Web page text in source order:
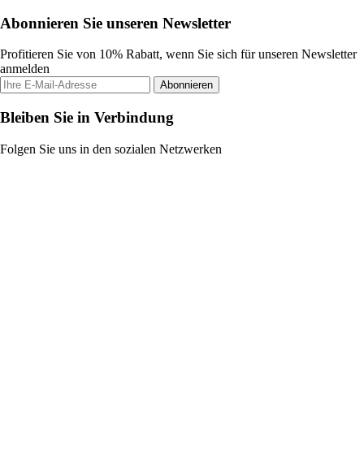
Abonnieren Sie unseren Newsletter
Profitieren Sie von 10% Rabatt, wenn Sie sich für unseren Newsletter
anmelden
Abonnieren
Bleiben Sie in Verbindung
Folgen Sie uns in den sozialen Netzwerken